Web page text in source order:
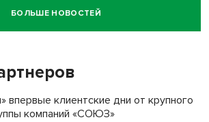
наказал водителя за смерть
БОЛЬШЕ НОВОСТЕЙ
впервые клиентские дни от крупного
компаний «СОЮЗ»